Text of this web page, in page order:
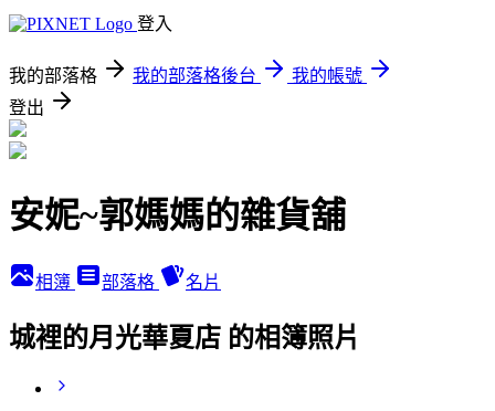
登入
我的部落格 我的部落格後台
我的帳號
登出
安妮~郭媽媽的雜貨舖
相簿 部落格 名片
城裡的月光華夏店 的相簿照片